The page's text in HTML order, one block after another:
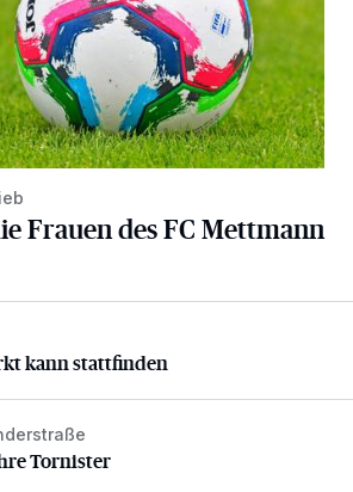
Frauen des FC Mettmann
kann stattfinden
kann stattfinden
Tornister
Tornister